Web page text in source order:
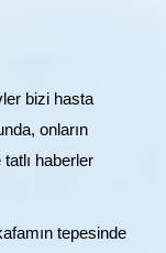
bizi hasta
onların
haberler
tepesinde